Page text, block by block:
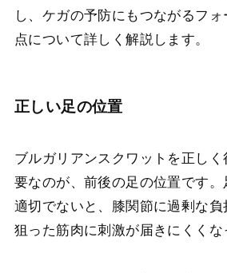
し、ケガの予防にもつながるフ
点について詳しく解説します。
正しい足の位置
ブルガリアンスクワットを正し
要なのが、前後の足の位置です
適切でないと、膝関節に過剰な負
狙った筋肉に刺激が届きにくくな